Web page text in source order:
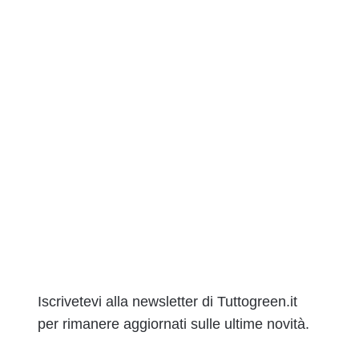
Iscrivetevi alla newsletter di Tuttogreen.it
per rimanere aggiornati sulle ultime novità.